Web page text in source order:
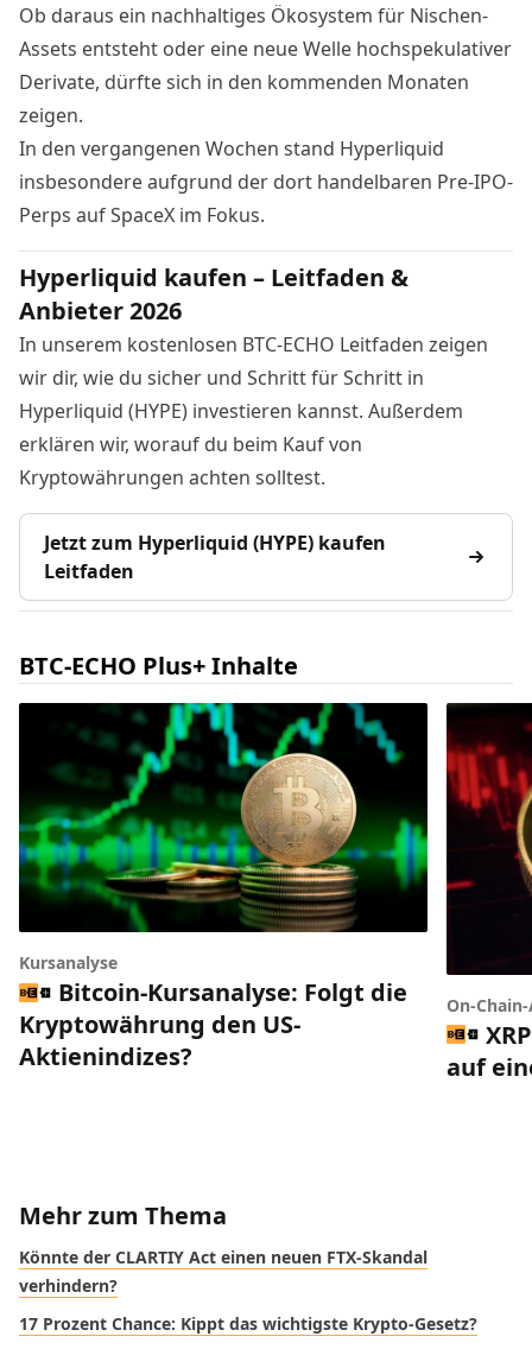
Ob daraus ein nachhaltiges Ökosystem für Nischen-
Assets entsteht oder eine neue Welle hochspekulativer
Derivate, dürfte sich in den kommenden Monaten
zeigen.
In den vergangenen Wochen stand Hyperliquid
insbesondere aufgrund der dort handelbaren Pre-IPO-
Perps auf SpaceX im Fokus.
Hyperliquid kaufen – Leitfaden &
Anbieter 2026
In unserem kostenlosen BTC-ECHO Leitfaden zeigen
wir dir, wie du sicher und Schritt für Schritt in
Hyperliquid (HYPE) investieren kannst. Außerdem
erklären wir, worauf du beim Kauf von
Kryptowährungen achten solltest.
Jetzt zum Hyperliquid (HYPE) kaufen
Leitfaden
BTC-ECHO Plus+ Inhalte
Kursanalyse
Bitcoin-Kursanalyse: Folgt die
Kryptowährung den US-
Aktienindizes?
On-
auf
Mehr zum Thema
Könnte der CLARTIY Act einen neuen FTX-Skandal
verhindern?
17 Prozent Chance: Kippt das wichtigste Krypto-Gesetz?